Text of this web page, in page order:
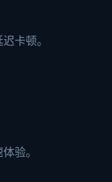
卡顿。
验。